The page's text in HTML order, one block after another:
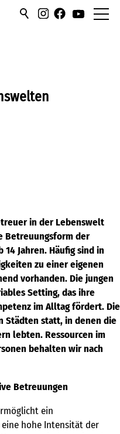
Projekte
in der Lebenswelt
Betreuungsform der
Jahren. Häufig sind in
zu einer eigenen
vorhanden. Die jungen
Setting, das ihre
im Alltag fördert. Die
Städten statt, in denen die
lebten. Ressourcen im
behalten wir nach
Betreuungen
ein
eine hohe Intensität der